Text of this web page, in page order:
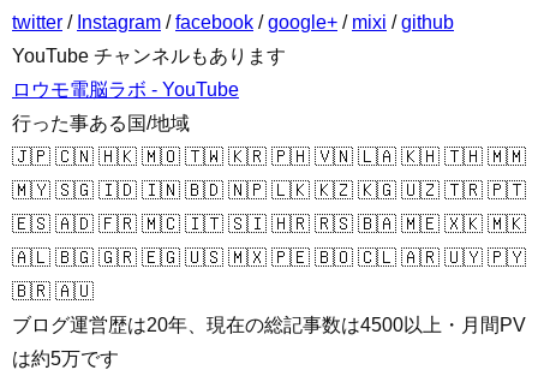
twitter / Instagram /facebook /google+ / mixi /github
YouTube チャンネルもあります
ロウモ電脳ラボ - YouTube
行った事ある国/地域
🇯🇵 🇨🇳 🇭🇰 🇲🇴 🇹🇼 🇰🇷 🇵🇭 🇻🇳 🇱🇦 🇰🇭 🇹🇭 🇲🇲
🇲🇾 🇸🇬 🇮🇩 🇮🇳 🇧🇩 🇳🇵 🇱🇰 🇰🇿 🇰🇬 🇺🇿 🇹🇷 🇵🇹
🇪🇸 🇦🇩 🇫🇷 🇲🇨 🇮🇹 🇸🇮 🇭🇷 🇷🇸 🇧🇦 🇲🇪 🇽🇰 🇲🇰
🇦🇱 🇧🇬 🇬🇷 🇪🇬 🇺🇸 🇲🇽 🇵🇪 🇧🇴 🇨🇱 🇦🇷 🇺🇾 🇵🇾
🇧🇷 🇦🇺
ブログ運営歴は20年、現在の総記事数は4500以上・月間PV
は約5万です